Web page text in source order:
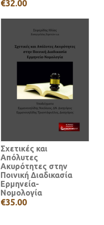
€32.00
Σχετικές και
Απόλυτες
Ακυρότητες στην
Ποινική Διαδικασία
Ερμηνεία-
Νομολογία
€35.00